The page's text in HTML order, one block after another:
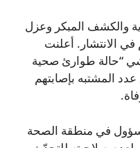
والكشف المبكر وعزل
في الانتشار. أعلنت
“حالة طوارئ صحية
عدد المشتبه بإصابتهم
في منطقة الصحة